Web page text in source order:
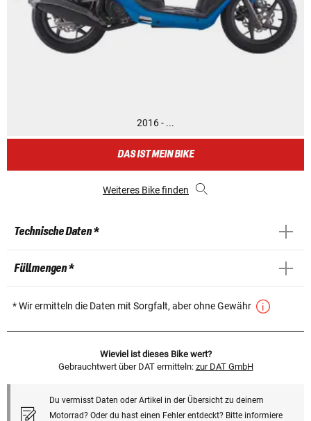
2016 - ...
DAS IST MEIN BIKE
Weiteres Bike finden
Technische Daten *
Füllmengen *
* Wir ermitteln die Daten mit Sorgfalt, aber ohne Gewähr
Wieviel ist dieses Bike wert?
Gebrauchtwert über DAT ermitteln: zur DAT GmbH
Du vermisst Daten oder Artikel in der Übersicht zu deinem
Motorrad? Oder du hast einen Fehler entdeckt? Bitte informiere